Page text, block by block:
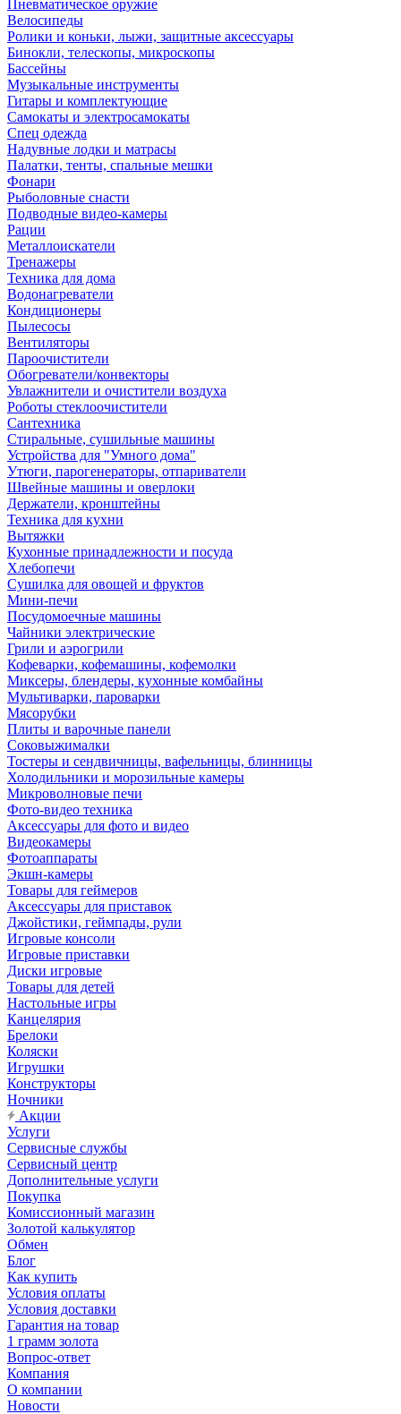
Пневматическое оружие
Велосипеды
Ролики и коньки, лыжи, защитные аксессуары
Бинокли, телескопы, микроскопы
Бассейны
Музыкальные инструменты
Гитары и комплектующие
Самокаты и электросамокаты
Спец одежда
Надувные лодки и матрасы
Палатки, тенты, спальные мешки
Фонари
Рыболовные снасти
Подводные видео-камеры
Рации
Металлоискатели
Тренажеры
Техника для дома
Водонагреватели
Кондиционеры
Пылесосы
Вентиляторы
Пароочистители
Обогреватели/конвекторы
Увлажнители и очистители воздуха
Роботы стеклоочистители
Сантехника
Стиральные, сушильные машины
Устройства для "Умного дома"
Утюги, парогенераторы, отпариватели
Швейные машины и оверлоки
Держатели, кронштейны
Техника для кухни
Вытяжки
Кухонные принадлежности и посуда
Хлебопечи
Сушилка для овощей и фруктов
Мини-печи
Посудомоечные машины
Чайники электрические
Грили и аэрогрили
Кофеварки, кофемашины, кофемолки
Миксеры, блендеры, кухонные комбайны
Мультиварки, пароварки
Мясорубки
Плиты и варочные панели
Соковыжималки
Тостеры и сендвичницы, вафельницы, блинницы
Холодильники и морозильные камеры
Микроволновые печи
Фото-видео техника
Аксессуары для фото и видео
Видеокамеры
Фотоаппараты
Экшн-камеры
Товары для геймеров
Аксессуары для приставок
Джойстики, геймпады, рули
Игровые консоли
Игровые приставки
Диски игровые
Товары для детей
Настольные игры
Канцелярия
Брелоки
Коляски
Игрушки
Конструкторы
Ночники
Акции
Услуги
Сервисные службы
Сервисный центр
Дополнительные услуги
Покупка
Комиссионный магазин
Золотой калькулятор
Обмен
Блог
Как купить
Условия оплаты
Условия доставки
Гарантия на товар
1 грамм золота
Вопрос-ответ
Компания
О компании
Новости